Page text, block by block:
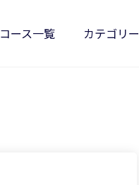
コース一覧 カテゴリー